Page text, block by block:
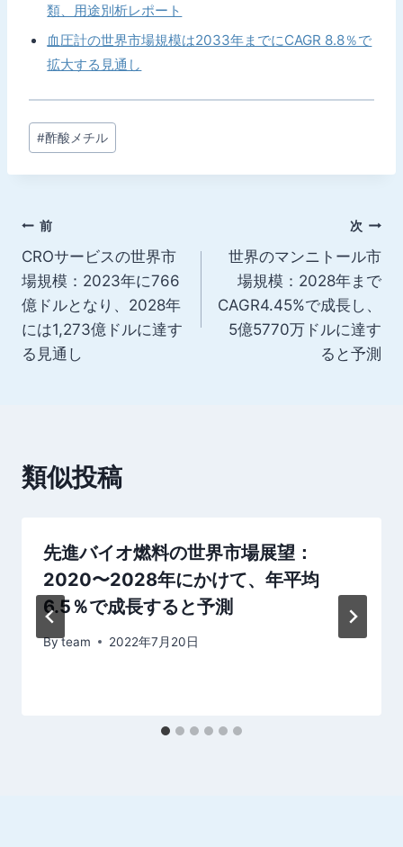
類、用途別析レポート
血圧計の世界市場規模は2033年までにCAGR 8.8％で
拡大する見通し
投
稿
タ
#酢酸メチル
投
稿
ナ
ビ
シ
ョ
前
CROサービスの世界市
場規模：2023年に766
億ドルとなり、2028年
には1,273億ドルに達す
る見通し
次
世界のマンニトール市
場規模：2028年まで
CAGR4.45%で成長し、
5億5770万ドルに達す
ると予測
類似投稿
先進バイオ燃料の世界市場展望：
2020〜2028年にかけて、年平均
6.5％で成長すると予測
Byteam 2022年7月20日